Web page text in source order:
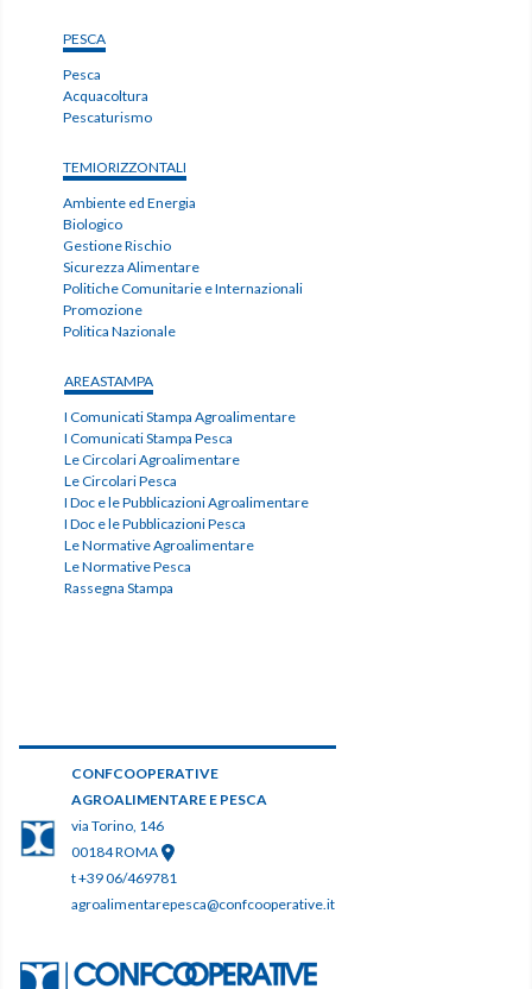
CONFCOOPERATIVE
AGROALIMENTARE E PESCA
via Torino, 146
00184 ROMA
t +39 06/469781
agroalimentarepesca@confcooperative.it
PESCA
Pesca
Acquacoltura
Pescaturismo
TEMIORIZZONTALI
Ambiente ed Energia
Biologico
Gestione Rischio
Sicurezza Alimentare
Politiche Comunitarie e Internazionali
Promozione
Politica Nazionale
AREASTAMPA
I Comunicati Stampa Agroalimentare
I Comunicati Stampa Pesca
Le Circolari Agroalimentare
Le Circolari Pesca
I Doc e le Pubblicazioni Agroalimentare
I Doc e le Pubblicazioni Pesca
Le Normative Agroalimentare
Le Normative Pesca
Rassegna Stampa